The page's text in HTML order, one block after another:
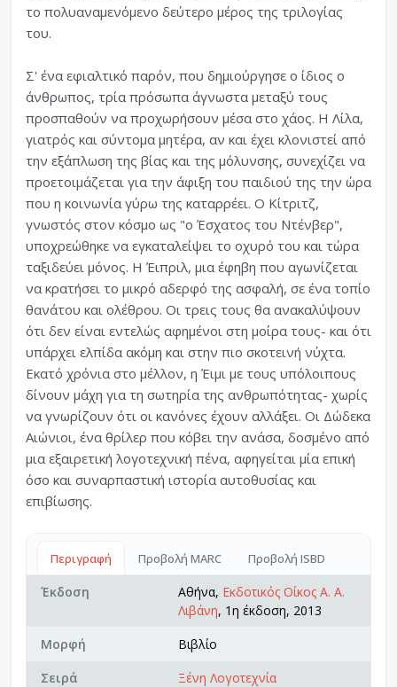
το πολυαναμενόμενο δεύτερο μέρος της τριλογίας
του.
Σ' ένα εφιαλτικό παρόν, που δημιούργησε ο ίδιος ο
άνθρωπος, τρία πρόσωπα άγνωστα μεταξύ τους
προσπαθούν να προχωρήσουν μέσα στο χάος. Η Λίλα,
γιατρός και σύντομα μητέρα, αν και έχει κλονιστεί από
την εξάπλωση της βίας και της μόλυνσης, συνεχίζει να
προετοιμάζεται για την άφιξη του παιδιού της την ώρα
που η κοινωνία γύρω της καταρρέει. Ο Κίτριτζ,
γνωστός στον κόσμο ως "ο Έσχατος του Ντένβερ",
υποχρεώθηκε να εγκαταλείψει το οχυρό του και τώρα
ταξιδεύει μόνος. Η Έιπριλ, μια έφηβη που αγωνίζεται
να κρατήσει το μικρό αδερφό της ασφαλή, σε ένα τοπίο
θανάτου και ολέθρου. Οι τρεις τους θα ανακαλύψουν
ότι δεν είναι εντελώς αφημένοι στη μοίρα τους- και ότι
υπάρχει ελπίδα ακόμη και στην πιο σκοτεινή νύχτα.
Εκατό χρόνια στο μέλλον, η Έιμι με τους υπόλοιπους
δίνουν μάχη για τη σωτηρία της ανθρωπότητας- χωρίς
να γνωρίζουν ότι οι κανόνες έχουν αλλάξει. Οι Δώδεκα
Αιώνιοι, ένα θρίλερ που κόβει την ανάσα, δοσμένο από
μια εξαιρετική λογοτεχνική πένα, αφηγείται μία επική
όσο και συναρπαστική ιστορία αυτοθυσίας και
επιβίωσης.
Περιγραφή Προβολή MARC Προβολή ISBD
Έκδοση Αθήνα, Εκδοτικός Οίκος Α. Α.
Λιβάνη, 1η έκδοση, 2013
Μορφή
Βιβλίο
Σειρά
Ξένη Λογοτεχνία